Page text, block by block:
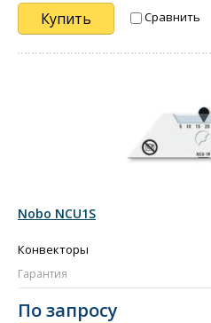
Купить Сравнить
Nobo NCU1S
Конвекторы
Гарантия
По запросу